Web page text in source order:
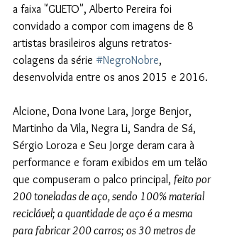
a faixa "GUETO", Alberto Pereira foi
convidado a compor com imagens de 8
artistas brasileiros alguns retratos-
colagens da série #NegroNobre,
desenvolvida entre os anos 2015 e 2016.
Alcione, Dona Ivone Lara, Jorge Benjor,
Martinho da Vila, Negra Li, Sandra de Sá,
Sérgio Loroza e Seu Jorge deram cara à
performance e foram exibidos em um telão
que compuseram o palco principal, feito por
200 toneladas de aço, sendo 100% material
reciclável; a quantidade de aço é a mesma
para fabricar 200 carros; os 30 metros de